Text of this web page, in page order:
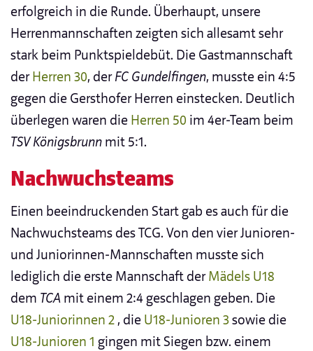
erfolgreich in die Runde. Überhaupt, unsere
Herrenmannschaften zeigten sich allesamt sehr
stark beim Punktspieldebüt. Die Gastmannschaft
derHerren 30, derFC Gundelfingen, musste ein 4:5
gegen die Gersthofer Herren einstecken. Deutlich
überlegen waren die Herren 50 im 4er-Team beim
TSV Königsbrunn mit 5:1.
Nachwuchsteams
Einen beeindruckenden Start gab es auch für die
Nachwuchsteams des TCG. Von den vier Junioren-
und Juniorinnen-Mannschaften musste sich
lediglich die erste Mannschaft derMädels U18
dem TCA mit einem 2:4 geschlagen geben. Die
U18-Juniorinnen 2 , die U18-Junioren 3sowie die
U18-Junioren 1 gingen mit Siegen bzw. einem